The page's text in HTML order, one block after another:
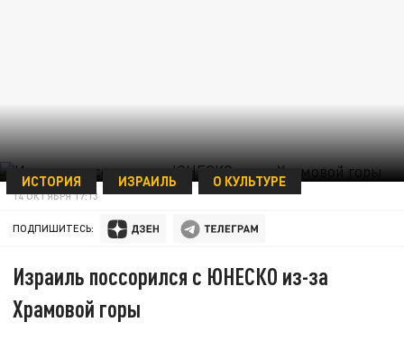
ИСТОРИЯ ИЗРАИЛЬ О КУЛЬТУРЕ
14 ОКТЯБРЯ 17:13
ПОДПИШИТЕСЬ:
Израиль поссорился с ЮНЕСКО из-за
Храмовой горы